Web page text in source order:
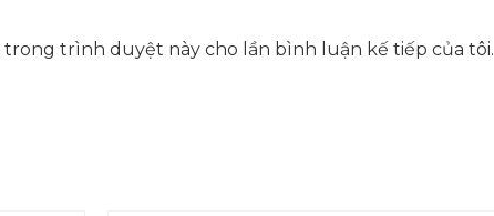
trong trình duyệt này cho lần bình luận kế tiếp của tôi.